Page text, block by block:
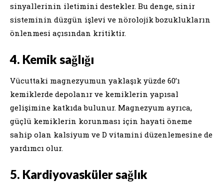
sinyallerinin iletimini destekler. Bu denge, sinir
sisteminin düzgün işlevi ve nörolojik bozuklukların
önlenmesi açısından kritiktir.
4. Kemik sağlığı
Vücuttaki magnezyumun yaklaşık yüzde 60’ı
kemiklerde depolanır ve kemiklerin yapısal
gelişimine katkıda bulunur. Magnezyum ayrıca,
güçlü kemiklerin korunması için hayati öneme
sahip olan kalsiyum ve D vitamini düzenlemesine de
yardımcı olur.
5. Kardiyovasküler sağlık